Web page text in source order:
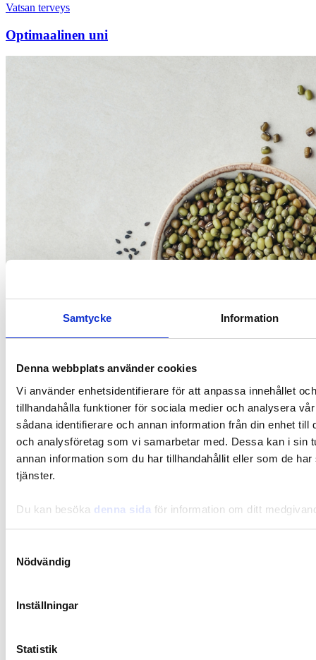
Samtycke Information
Denna webbplats använder cookies
Vi använder enhetsidentifierare för att anpassa innehållet
tillhandahålla funktioner för sociala medier och analysera
sådana identifierare och annan information från din enhet till
och analysföretag som vi samarbetar med. Dessa kan i sin
annan information som du har tillhandahållit eller som de
tjänster.
Du kan besöka denna sida för information om ditt
Nödvändig
Inställningar
Statistik
Vatsan terveys
Optimaalinen uni
Vatsan terveys
Kuitujen rooli terveydelle ja elimistön tasapainolle